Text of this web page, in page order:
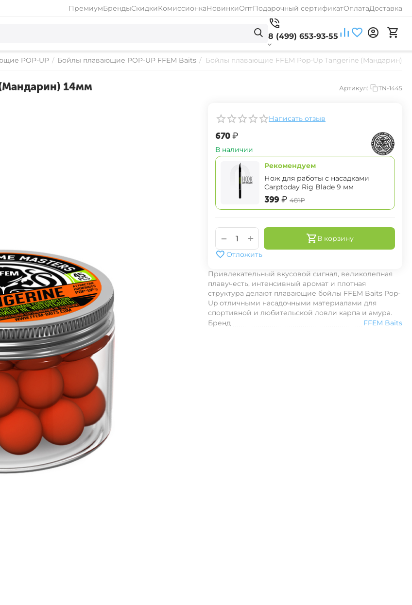
ПремиумБрендыСкидкиКомиссионкаНовинкиОптПодарочный сертификатОплатаДоставка
8 (499) 653-93-55
POP-UP / Бойлы плавающие POP-UP FFEM Baits / Бойлы плавающие FFEM Pop-Up Tangerine (Мандарин)
14мм Артикул: TN-1445
Написать отзыв
‍670‍₽
В наличии
Рекомендуем
Нож для работы с насадками
Carptoday Rig Blade 9 мм
‍399‍₽ ‍481‍₽
+
−
В корзину
Отложить
Привлекательный вкусовой сигнал, великолепная
плавучесть, интенсивный аромат и плотная
структура делают плавающие бойлы FFEM Baits Pop-
Up отличными насадочными материалами для
спортивной и любительской ловли карпа и амура.
Бренд
FFEM Baits